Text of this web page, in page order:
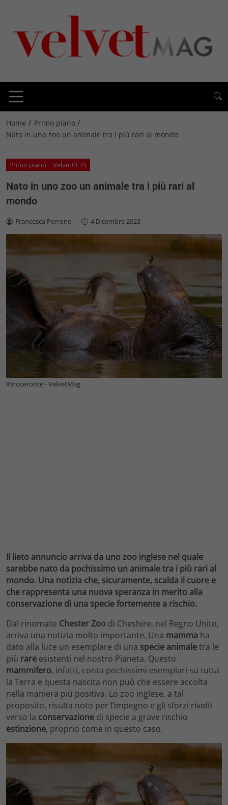
Home / Primo piano /
Nato in uno zoo un animale tra i più rari al mondo
Primo piano VelvetPETS
Nato in uno zoo un animale tra i più rari al
mondo
Francesca Perrone - 4 Dicembre 2023
Rinoceronte - VelvetMag
Il lieto annuncio arriva da uno zoo inglese nel quale
sarebbe nato da pochissimo un animale tra i più rari al
mondo. Una notizia che, sicuramente, scalda il cuore e
che rappresenta una nuova speranza in merito alla
conservazione di una specie fortemente a rischio.
Dal rinomato Chester Zoo di Cheshire, nel Regno Unito,
arriva una notizia molto importante. Una mamma ha
dato alla luce un esemplare di una specie animaletra le
più rare esistenti nel nostro Pianeta. Questo
mammifero, infatti, conta pochissimi esemplari su tutta
la Terra e questa nascita non può che essere accolta
nella maniera più positiva. Lo zoo inglese, a tal
proposito, risulta noto per l’impegno e gli sforzi rivolti
verso la conservazione di specie a grave rischio
estinzione, proprio come in questo caso.